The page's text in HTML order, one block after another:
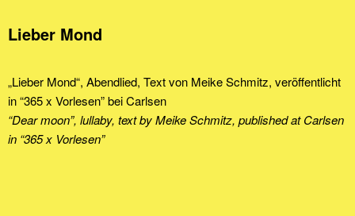
Lieber Mond
„Lieber Mond“, Abendlied, Text von Meike Schmitz, veröffentlicht
in “365 x Vorlesen” bei Carlsen
“Dear moon”, lullaby, text by Meike Schmitz, published at Carlsen
in “365 x Vorlesen”